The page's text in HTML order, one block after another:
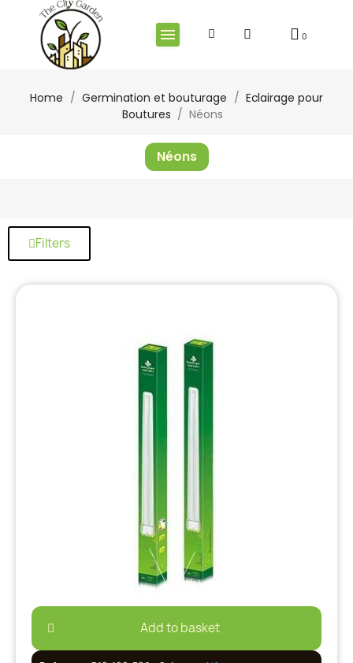
Home Germination et bouturage
Eclairage pour
Boutures
Néons
Néons
Filters
Add to basket